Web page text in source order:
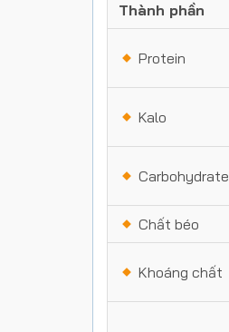
Thành phần
Protein
Kalo
Carbohydrate
Chất béo
Khoáng chất